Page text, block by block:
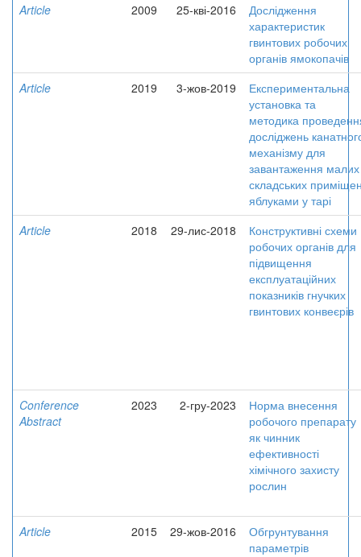
Article 2009 25-кві-2016
Дослідження
характеристик
гвинтових робочих
органів ямокопачів
Article
2019 3-жов-2019
Експериментальна
установка та
методика
досліджень
механізму для
завантаження малих
складських
яблуками у тарі
Article
2018 29-лис-2018
Конструктивні схеми
робочих органів для
підвищення
експлуатаційних
показників гнучких
гвинтових конвеєрів
Conference
Abstract
2023 2-гру-2023
Норма внесення
робочого препарату
як чинник
ефективності
хімічного захисту
рослин
Article 2015 29-жов-2016
Обгрунтування
параметрів